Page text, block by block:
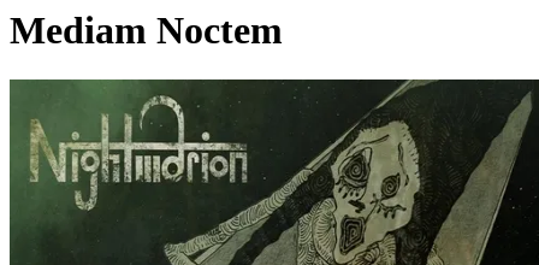
Mediam Noctem
Pagina externă
Pagina externă
Pagina externă
Pagina externă